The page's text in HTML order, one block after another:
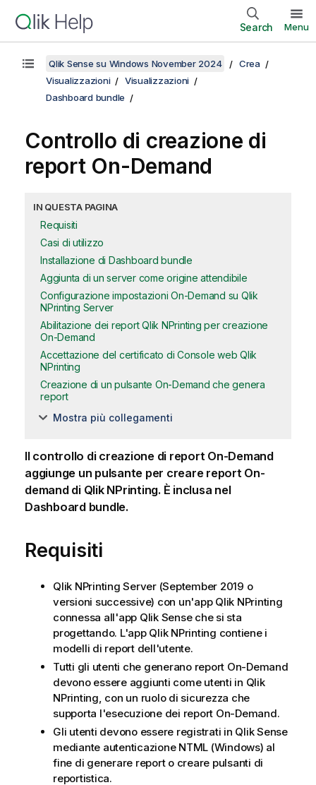
Search Menu
Qlik Sense su Windows November 2024
Crea
Visualizzazioni
Visualizzazioni
Dashboard bundle
Controllo di creazione di
report On-Demand
IN QUESTA PAGINA
Requisiti
Casi di utilizzo
Installazione di Dashboard bundle
Aggiunta di un server come origine attendibile
Configurazione impostazioni On-Demand su Qlik
NPrinting Server
Abilitazione dei report Qlik NPrinting per creazione
On-Demand
Accettazione del certificato di Console web Qlik
NPrinting
Creazione di un pulsante On-Demand che genera
report
Mostra più collegamenti
Il controllo di creazione di report On-Demand
aggiunge un pulsante per creare report On-
demand di Qlik NPrinting. È inclusa nel
Dashboard bundle.
Requisiti
Qlik NPrinting Server(September 2019 o
versioni successive) con un'app Qlik NPrinting
connessa all'app Qlik Senseche si sta
progettando. L'app Qlik NPrinting contiene i
modelli di report dell'utente.
Tutti gli utenti che generano report On-Demand
devono essere aggiunti come utenti in Qlik
NPrinting , con un ruolo di sicurezza che
supporta l'esecuzione dei report On-Demand.
Gli utenti devono essere registrati in Qlik Sense
mediante autenticazione NTML (Windows) al
fine di generare report o creare pulsanti di
reportistica.